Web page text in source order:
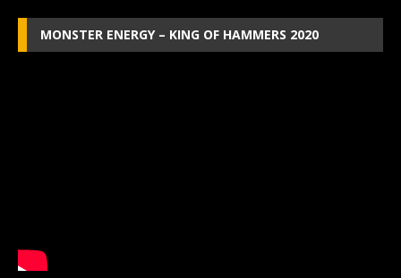
MONSTER ENERGY – KING OF HAMMERS 2020